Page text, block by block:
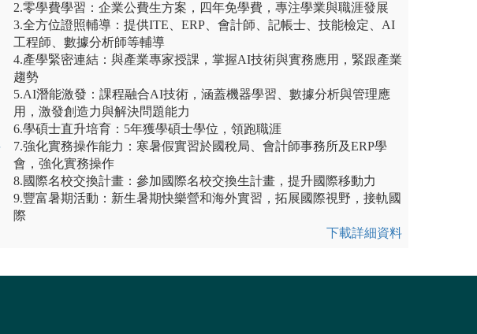
2.零學費學習：企業公費生方案，四年免學費，專注學業與職涯發展
3.全方位證照輔導：提供ITE、ERP、會計師、記帳士、技能檢定、AI
工程師、數據分析師等輔導
4.產學緊密連結：與產業專家授課，掌握AI技術與實務應用，緊跟產業
趨勢
5.AI潛能激發：課程融合AI技術，涵蓋機器學習、數據分析與管理應
用，激發創造力與解決問題能力
6.學碩士直升培育：5年獲學碩士學位，領跑職涯
7.強化實務操作能力：寒暑假實習於國稅局、會計師事務所及ERP學
會，強化實務操作
8.國際名校交換計畫：參加國際名校交換生計畫，提升國際移動力
9.豐富暑期活動：新生暑期快樂營和海外實習，拓展國際視野，接軌國
際
下載詳細資料